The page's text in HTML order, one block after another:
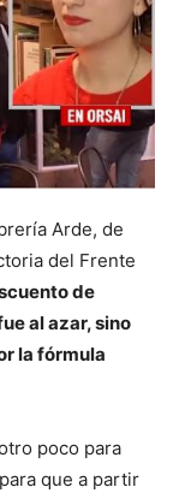
Arde, de
del Frente
de
al azar, sino
la fórmula
poco para
que a partir